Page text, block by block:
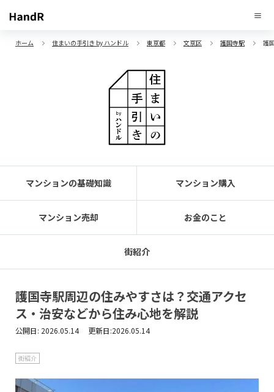
ホーム 住まいの手引き by ハンドル 東京都 文京区 護国寺駅 護
マンションの基礎知識 マンション購入
マンション売却 お金のこと
街紹介
護国寺駅周辺の住みやすさは？交通アクセ
ス・治安などから住み心地を解説
公開日: 2026.05.14 更新日:2026.05.14
街紹介